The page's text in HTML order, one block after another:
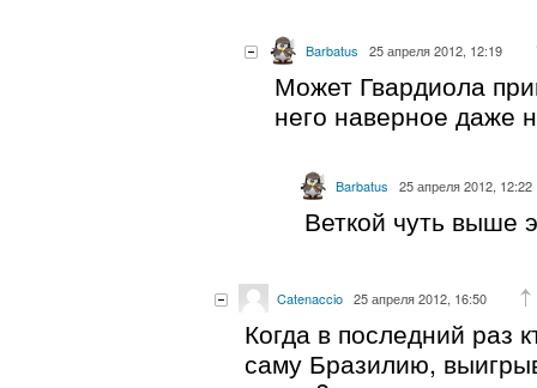
Barbatus 25 апреля 2012, 12:19
Может Гвардиола
него наверное даже
Barbatus 25 апреля 2012, 12:22
Веткой чуть выше
Catenaccio 25 апреля 2012, 16:50
Когда в последний раз
саму Бразилию,